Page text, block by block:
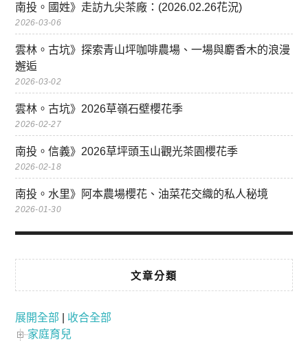
南投。國姓》走訪九尖茶廠：(2026.02.26花況)
2026-03-06
雲林。古坑》探索青山坪咖啡農場、一場與麝香木的浪漫
邂逅
2026-03-02
雲林。古坑》2026草嶺石壁櫻花季
2026-02-27
南投。信義》2026草坪頭玉山觀光茶園櫻花季
2026-02-18
南投。水里》阿本農場櫻花、油菜花交織的私人秘境
2026-01-30
文章分類
展開全部
收合全部
家庭育兒